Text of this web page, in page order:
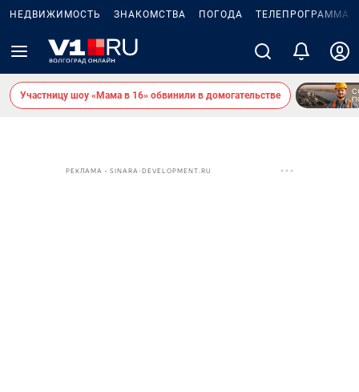
НЕДВИЖИМОСТЬ ЗНАКОМСТВА ПОГОДА ТЕЛЕПРОГРАММА
Участницу шоу «Мама в 16» обвинили в домогательстве
РЕКЛАМА • SINARA-DEVELOPMENT.RU